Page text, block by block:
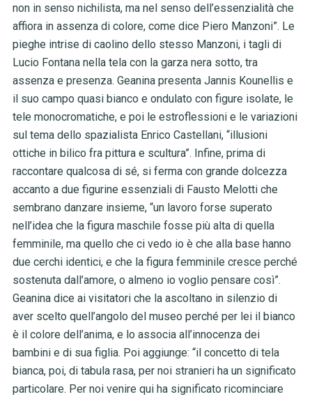
non in senso nichilista, ma nel senso dell’essenzialità che
affiora in assenza di colore, come dice Piero Manzoni”. Le
pieghe intrise di caolino dello stesso Manzoni, i tagli di
Lucio Fontana nella tela con la garza nera sotto, tra
assenza e presenza. Geanina presenta Jannis Kounellis e
il suo campo quasi bianco e ondulato con figure isolate, le
tele monocromatiche, e poi le estroflessioni e le variazioni
sul tema dello spazialista Enrico Castellani, “illusioni
ottiche in bilico fra pittura e scultura”. Infine, prima di
raccontare qualcosa di sé, si ferma con grande dolcezza
accanto a due figurine essenziali di Fausto Melotti che
sembrano danzare insieme, “un lavoro forse superato
nell’idea che la figura maschile fosse più alta di quella
femminile, ma quello che ci vedo io è che alla base hanno
due cerchi identici, e che la figura femminile cresce perché
sostenuta dall’amore, o almeno io voglio pensare così”.
Geanina dice ai visitatori che la ascoltano in silenzio di
aver scelto quell’angolo del museo perché per lei il bianco
è il colore dell’anima, e lo associa all’innocenza dei
bambini e di sua figlia. Poi aggiunge: “il concetto di tela
bianca, poi, di tabula rasa, per noi stranieri ha un significato
particolare. Per noi venire qui ha significato ricominciare